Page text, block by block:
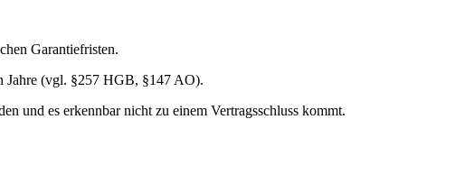
Garantiefristen.
Jahre (vgl. §257 HGB, §147 AO).
und es erkennbar nicht zu einem Vertragsschluss kommt.